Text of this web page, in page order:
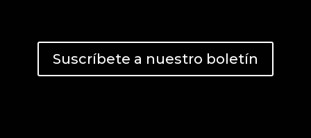
Suscríbete a nuestro boletín